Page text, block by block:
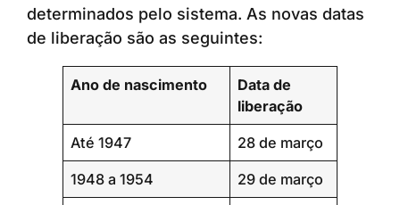
determinados pelo sistema. As novas datas
de liberação são as seguintes:
Ano de nascimento
Data de
liberação
Até 1947 28 de março
1948 a 1954 29 de março